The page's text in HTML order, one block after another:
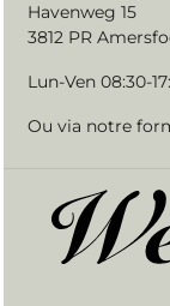
Havenweg 15
3812 PR
Lun-Ven 08:30-
Ou via notre